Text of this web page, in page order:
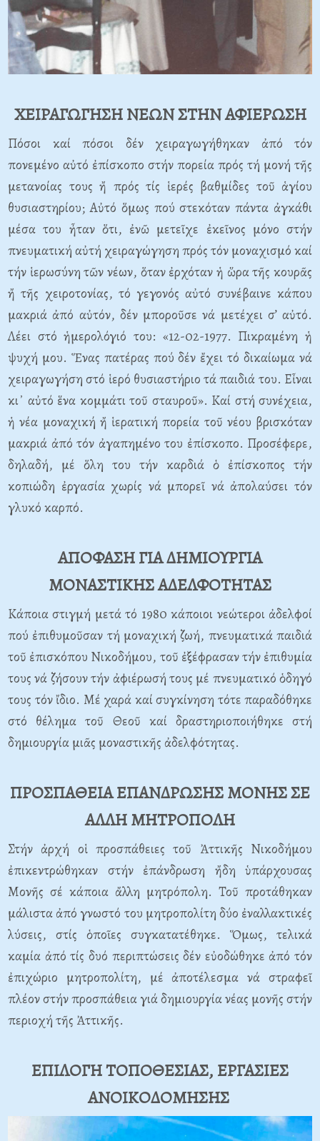
ΧΕΙΡΑΓΩΓΗΣΗ ΝΕΩΝ ΣΤΗΝ ΑΦΙΕΡΩΣΗ
Πόσοι καί πόσοι δέν χειραγωγήθηκαν ἀπό τόν
πονεμένο αὐτό ἐπίσκοπο στήν πορεία πρός τή μονή τῆς
μετανοίας τους ἤ πρός τίς ἱερές βαθμίδες τοῦ ἁγίου
θυσιαστηρίου; Αὐτό ὅμως πού στεκόταν πάντα ἀγκάθι
μέσα του ἦταν ὅτι, ἐνῶ μετεῖχε ἐκεῖνος μόνο στήν
πνευματική αὐτή χειραγώγηση πρός τόν μοναχισμό καί
τήν ἱερωσύνη τῶν νέων, ὅταν ἐρχόταν ἡ ὥρα τῆς κουρᾶς
ἤ τῆς χειροτονίας, τό γεγονός αὐτό συνέβαινε κάπου
μακριά ἀπό αὐτόν, δέν μποροῦσε νά μετέχει σ’ αὐτό.
Λέει στό ἡμερολόγιό του: «12-02-1977. Πικραμένη ἡ
ψυχή μου. Ἕνας πατέρας πού δέν ἔχει τό δικαίωμα νά
χειραγωγήση στό ἱερό θυσιαστήριο τά παιδιά του. Εἶναι
κι᾿ αὐτό ἕνα κομμάτι τοῦ σταυροῦ». Καί στή συνέχεια,
ἡ νέα μοναχική ἤ ἱερατική πορεία τοῦ νέου βρισκόταν
μακριά ἀπό τόν ἀγαπημένο του ἐπίσκοπο. Προσέφερε,
δηλαδή, μέ ὅλη του τήν καρδιά ὁ ἐπίσκοπος τήν
κοπιώδη ἐργασία χωρίς νά μπορεῖ νά ἀπολαύσει τόν
γλυκό καρπό.
ΑΠΟΦΑΣΗ ΓΙΑ ΔΗΜΙΟΥΡΓΙΑ
ΜΟΝΑΣΤΙΚΗΣ ΑΔΕΛΦΟΤΗΤΑΣ
Κάποια στιγμή μετά τό 1980 κάποιοι νεώτεροι ἀδελφοί
πού ἐπιθυμοῦσαν τή μοναχική ζωή, πνευματικά παιδιά
τοῦ ἐπισκόπου Νικοδήμου, τοῦ ἐξέφρασαν τήν ἐπιθυμία
τους νά ζήσουν τήν ἀφιέρωσή τους μέ πνευματικό ὁδηγό
τους τόν ἴδιο. Μέ χαρά καί συγκίνηση τότε παραδόθηκε
στό θέλημα τοῦ Θεοῦ καί δραστηριοποιήθηκε στή
δημιουργία μιᾶς μοναστικῆς ἀδελφότητας.
ΠΡΟΣΠΑΘΕΙΑ ΕΠΑΝΔΡΩΣΗΣ ΜΟΝΗΣ ΣΕ
ΑΛΛΗ ΜΗΤΡΟΠΟΛΗ
Στήν ἀρχή οἱ προσπάθειες τοῦ Ἀττικῆς Νικοδήμου
ἐπικεντρώθηκαν στήν ἐπάνδρωση ἤδη ὑπάρχουσας
Μονῆς σέ κάποια ἄλλη μητρόπολη. Τοῦ προτάθηκαν
μάλιστα ἀπό γνωστό του μητροπολίτη δύο ἐναλλακτικές
λύσεις, στίς ὁποῖες συγκατατέθηκε. Ὅμως, τελικά
καμία ἀπό τίς δυό περιπτώσεις δέν εὐοδώθηκε ἀπό τόν
ἐπιχώριο μητροπολίτη, μέ ἀποτέλεσμα νά στραφεῖ
πλέον στήν προσπάθεια γιά δημιουργία νέας μονῆς στήν
περιοχή τῆς Ἀττικῆς.
ΕΠΙΛΟΓΗ ΤΟΠΟΘΕΣΙΑΣ, ΕΡΓΑΣΙΕΣ
ΑΝΟΙΚΟΔΟΜΗΣΗΣ